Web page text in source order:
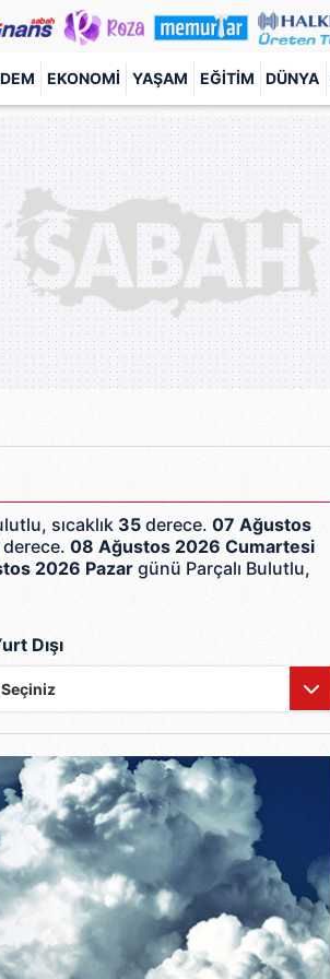
EKONOMI YAŞAM EĞITIM DÜNYA
sıcaklık 35 derece. 07 Ağustos
derece. 08 Ağustos 2026 Cumartesi
2026 Pazar günü Parçalı Bulutlu,
Dışı